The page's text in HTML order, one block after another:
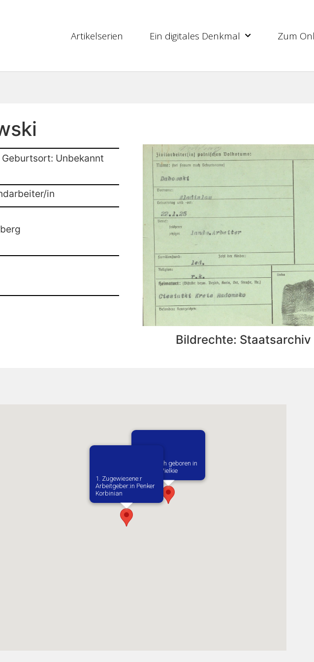
Artikelserien Ein digitales Denkmal Zum
Unbekannt
in
Bildrechte: Staatsarchiv
Vermutlich geboren in
Kobiele Wielkie
1. Zugewiesene:r
Arbeitgeber:in​ Penker
Korbinian